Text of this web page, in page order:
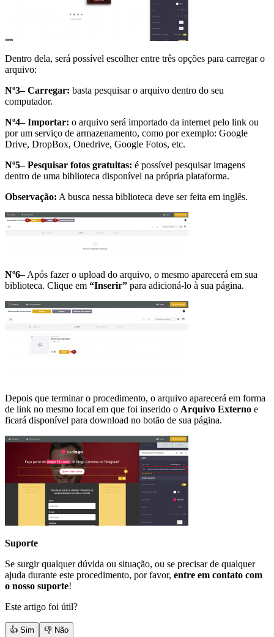
Dentro dela, será possível escolher entre três opções para carregar o
arquivo:
Nº3– Carregar: basta pesquisar o arquivo dentro do seu
computador.
Nº4– Importar: o arquivo será importado da internet pelo link ou
por um serviço de armazenamento, como por exemplo: Google
Drive, DropBox, Onedrive, Google Fotos, etc.
Nº5– Pesquisar fotos gratuitas: é possível pesquisar imagens
dentro de uma biblioteca disponível na própria plataforma.
Observação: A busca nessa biblioteca deve ser feita em inglês.
Nº6–Após fazer o upload do arquivo, o mesmo aparecerá em sua
biblioteca. Clique em “Inserir” para adicioná-lo à sua página.
Depois que terminar o procedimento, o arquivo aparecerá em forma
de link no mesmo local em que foi inserido o Arquivo Externo e
ficará disponível para download no botão de sua página.
Suporte
Se surgir qualquer dúvida ou situação, ou se precisar de qualquer
ajuda durante este procedimento, por favor, entre em contato com
o nosso suporte!
Este artigo foi útil?
👍 Sim 👎 Não